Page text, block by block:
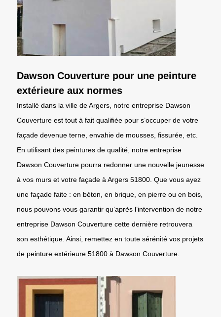
Dawson Couverture pour une peinture
extérieure aux normes
Installé dans la ville de Argers, notre entreprise Dawson
Couverture est tout à fait qualifiée pour s’occuper de votre
façade devenue terne, envahie de mousses, fissurée, etc.
En utilisant des peintures de qualité, notre entreprise
Dawson Couverture pourra redonner une nouvelle jeunesse
à vos murs et votre façade à Argers 51800. Que vous ayez
une façade faite : en béton, en brique, en pierre ou en bois,
nous pouvons vous garantir qu’après l’intervention de notre
entreprise Dawson Couverture cette dernière retrouvera
son esthétique. Ainsi, remettez en toute sérénité vos projets
de peinture extérieure 51800 à Dawson Couverture.